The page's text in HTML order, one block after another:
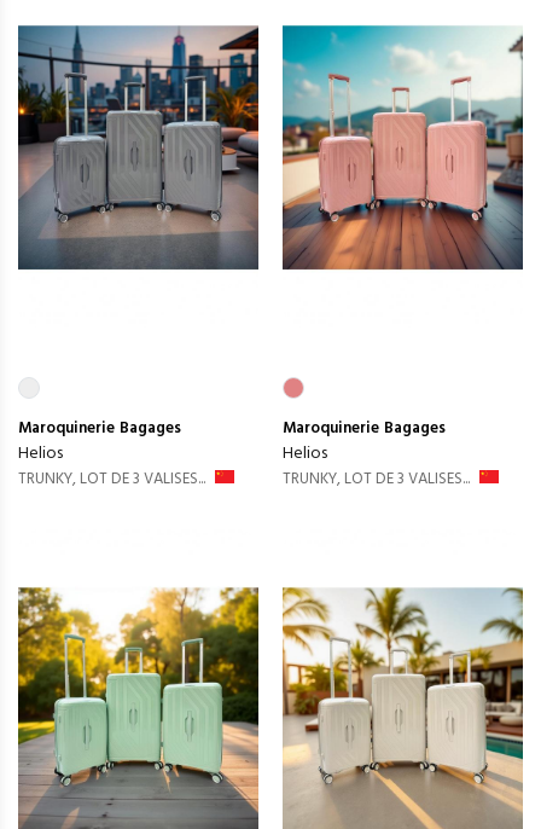
Maroquinerie Bagages
Helios
TRUNKY, LOT DE 3 VALISES...
Maroquinerie Bagages
Helios
TRUNKY, LOT DE 3 VALISES...